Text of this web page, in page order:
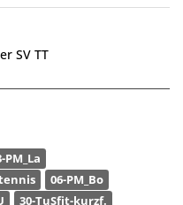
SV TT
PM_La
06-PM_Bo
30-TuSfit-kurzf.